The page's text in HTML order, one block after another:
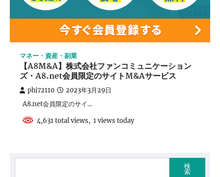
マネー・資産・副業
【A8M&A】株式会社ファンコミュニケーション
ズ・A8.net会員限定のサイトM&Aサービス
phi72110 2023年3月29日
A8.net会員限定のサイ…
4,631 total views, 1 views today
検
索